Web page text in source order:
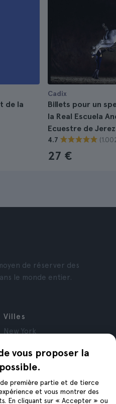
de la
Cadix
Billets pour un
la Real Escuela
Ecuestre de Jerez
4.7
27 €
vous proposer la
première partie et de tierce
et vous montrer des
En cliquant sur « Accepter » ou
de réserver des
le monde entier.
Villes
New York
Paris
Londres
Grenade
Cracovie